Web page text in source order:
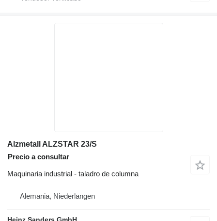
Alzmetall ALZSTAR 23/S
Precio a consultar
Maquinaria industrial - taladro de columna
Alemania, Niederlangen
Heinz Sanders GmbH